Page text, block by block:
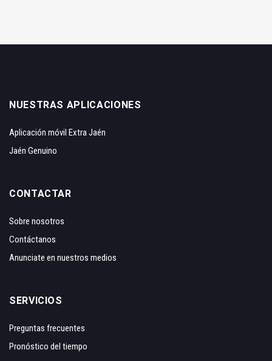
NUESTRAS APLICACIONES
Aplicación móvil Extra Jaén
Jaén Genuino
CONTACTAR
Sobre nosotros
Contáctanos
Anunciate en nuestros medios
SERVICIOS
Preguntas frecuentes
Pronóstico del tiempo